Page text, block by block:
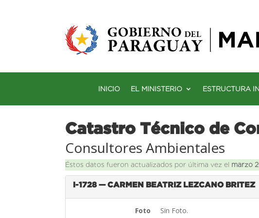
INICIO EL MINISTERIO ESTRUCTURA
Catastro Técnico de
Consultores Ambientales
Éstos datos fueron actualizados por última vez el marzo
I-1728 — CARMEN BEATRIZ LEZCANO BRITEZ
Foto Sin Foto.